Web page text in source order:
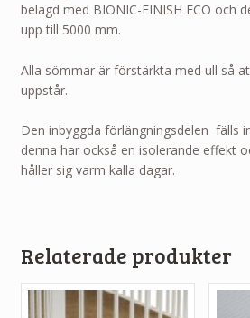
belagd med BIONIC-FINISH ECO och
upp till 5000 mm.
Alla sömmar är förstärkta med ull så
uppstår.
Den inbyggda förlängningsdelen fälls
denna har också en isolerande effekt
håller sig varm kalla dagar.
Relaterade produkter